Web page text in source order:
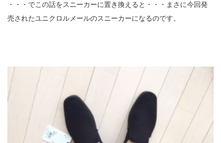
・・・でこの話をスニーカーに置き換えると・・・まさに今回発
売されたユニクロルメールのスニーカーになるのです。